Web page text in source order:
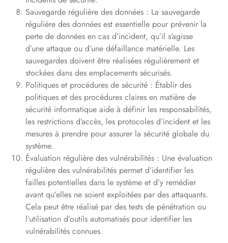
Sauvegarde régulière des données : La sauvegarde
régulière des données est essentielle pour prévenir la
perte de données en cas d’incident, qu’il s’agisse
d’une attaque ou d’une défaillance matérielle. Les
sauvegardes doivent être réalisées régulièrement et
stockées dans des emplacements sécurisés.
Politiques et procédures de sécurité : Établir des
politiques et des procédures claires en matière de
sécurité informatique aide à définir les responsabilités,
les restrictions d’accès, les protocoles d’incident et les
mesures à prendre pour assurer la sécurité globale du
système.
Évaluation régulière des vulnérabilités : Une évaluation
régulière des vulnérabilités permet d’identifier les
failles potentielles dans le système et d’y remédier
avant qu’elles ne soient exploitées par des attaquants.
Cela peut être réalisé par des tests de pénétration ou
l’utilisation d’outils automatisés pour identifier les
vulnérabilités connues.